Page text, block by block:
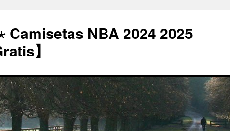
Camisetas NBA 2024 2025
】